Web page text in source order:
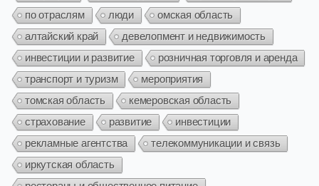
по отраслям
люди
омская область
алтайский край
девелопмент и недвижимость
инвестиции и развитие
розничная торговля и аренда
транспорт и туризм
мероприятия
томская область
кемеровская область
страхование
развитие
инвестиции
рекламные агентства
телекоммуникации и связь
иркутская область